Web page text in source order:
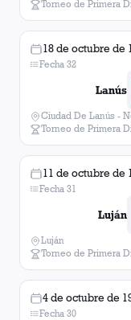
Torneo de Primera
18 de octubre de
Fecha 32
Lanús
Ciudad De Lanús -
Torneo de Primera
11 de octubre de
Fecha 31
Luján
Luján
Torneo de Primera
4 de octubre de
Fecha 30